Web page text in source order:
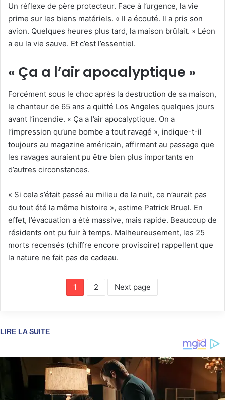
Un réflexe de père protecteur. Face à l’urgence, la vie
prime sur les biens matériels. « Il a écouté. Il a pris son
avion. Quelques heures plus tard, la maison brûlait. » Léon
a eu la vie sauve. Et c’est l’essentiel.
« Ça a l’air apocalyptique »
Forcément sous le choc après la destruction de sa maison,
le chanteur de 65 ans a quitté Los Angeles quelques jours
avant l’incendie. « Ça a l’air apocalyptique. On a
l’impression qu’une bombe a tout ravagé », indique-t-il
toujours au magazine américain, affirmant au passage que
les ravages auraient pu être bien plus importants en
d’autres circonstances.
« Si cela s’était passé au milieu de la nuit, ce n’aurait pas
du tout été la même histoire », estime Patrick Bruel. En
effet, l’évacuation a été massive, mais rapide. Beaucoup de
résidents ont pu fuir à temps. Malheureusement, les 25
morts recensés (chiffre encore provisoire) rappellent que
la nature ne fait pas de cadeau.
1 2 Next page
LIRE LA SUITE